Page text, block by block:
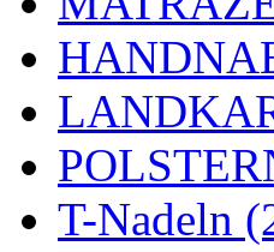
T-Nadeln